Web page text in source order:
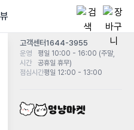
고객센터1644-3955
운영
시간
평일 10:00 - 16:00 (주말,
공휴일 휴무)
점심시간평일 12:00 - 13:00